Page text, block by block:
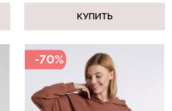
КУПИТЬ
-70%
499 грн.